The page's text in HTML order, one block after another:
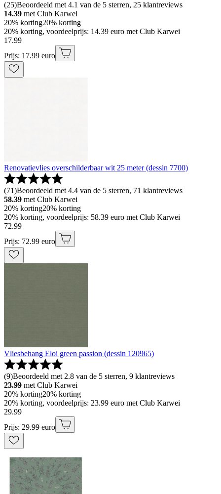
(25)Beoordeeld met 4.1 van de 5 sterren, 25 klantreviews
14.39 met Club Karwei
20% korting20% korting
20% korting, voordeelprijs: 14.39 euro met Club Karwei
17.99
Prijs: 17.99 euro
Renovatievlies overschilderbaar wit 25 meter (dessin 7700)
(71)Beoordeeld met 4.4 van de 5 sterren, 71 klantreviews
58.39 met Club Karwei
20% korting20% korting
20% korting, voordeelprijs: 58.39 euro met Club Karwei
72.99
Prijs: 72.99 euro
Vliesbehang Eloi green passion (dessin 120965)
(9)Beoordeeld met 2.8 van de 5 sterren, 9 klantreviews
23.99 met Club Karwei
20% korting20% korting
20% korting, voordeelprijs: 23.99 euro met Club Karwei
29.99
Prijs: 29.99 euro